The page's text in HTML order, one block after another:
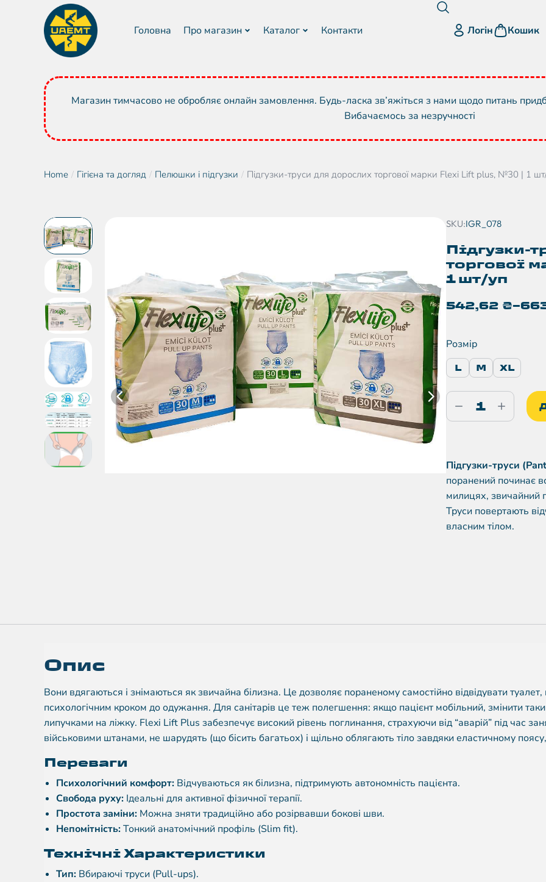
Головна Про магазин Каталог Контакти Логін Кошик
Магазин тимчасово не обробляє онлайн замовлення. Будь-ласка зв’яжіться з нами щодо питань
Вибачаємось за незручності
You are here:
Home Гігієна та догляд Пелюшки і підгузки Підгузки-труси для дорослих торгової марки Flexi Lift plus, №30 | 1
SKU:IGR_078
Підгузки-
торгової
1 шт/уп
542,62 ₴–
Розмір
L M XL
Підгузки-труси
поранений починає
милицях, звичайний
Труси повертають
власним тілом.
Опис
Вони вдягаються і знімаються як звичайна білизна. Це дозволяє пораненому самостійно відвідувати
психологічним кроком до одужання. Для санітарів це теж полегшення: якщо пацієнт мобільний, змінити
липучками на ліжку. Flexi Lift Plus забезпечує високий рівень поглинання, страхуючи від “аварій” під час
військовими штанами, не шарудять (що бісить багатьох) і щільно облягають тіло завдяки еластичному
Переваги
Психологічний комфорт: Відчуваються як білизна, підтримують автономність пацієнта.
Свобода руху: Ідеальні для активної фізичної терапії.
Простота заміни: Можна зняти традиційно або розірвавши бокові шви.
Непомітність:Тонкий анатомічний профіль (Slim fit).
Технічні Характеристики
Тип: Вбираючі труси (Pull-ups).